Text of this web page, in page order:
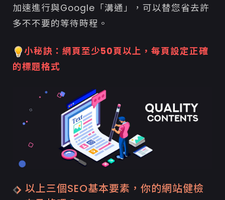
加速進行與Google「溝通」，可以替您省去許
多不不要的等待時程。
小秘訣：網頁至少50頁以上，每頁設定正確
的標題格式
以上三個SEO基本要素，你的網站健檢